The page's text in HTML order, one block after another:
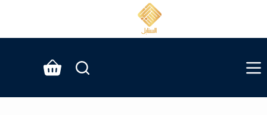
عربة
التسوق